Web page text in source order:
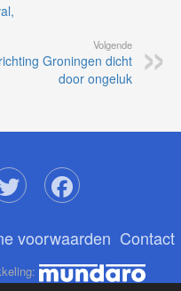
Volgende
Groningen dicht
door ongeluk
voorwaarden Contact